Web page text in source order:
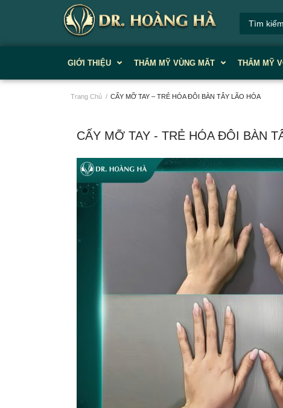
GIỚI THIỆU THẨM MỸ VÙNG MĂT THẨM MỸ
Trang Chủ / CẤY MỠ TAY – TRẺ HÓA ĐÔI BÀN TÂY LÃO HÓA
CẤY MỠ TAY - TRẺ HÓA ĐÔI BÀN